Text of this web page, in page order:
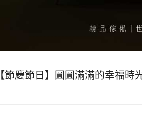
【節慶節日】圓圓滿滿的幸福時